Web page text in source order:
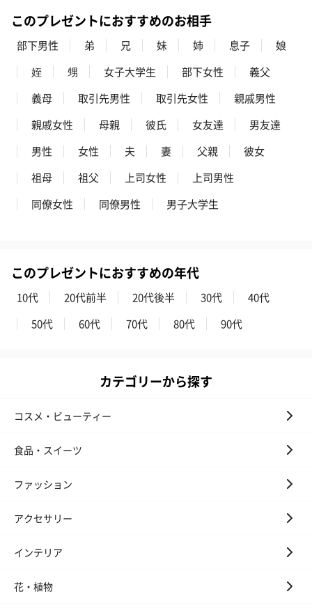
お酒
お酒を同梱してお届けいたします。
※20歳未満の方への酒類の販売はいたしません。
おつまみ・その他
いぶりがっことチーズ
しょっつるナ
このプレゼントにおすすめのお相手
部下男性 弟 兄 妹 姉 息子
娘
姪
甥 女子大学生 部下女性
義父
義母
取引先男性 取引先女性
親戚男性
親戚女性
母親 彼氏 女友達
男友達
男性
女性 夫 妻 父親
彼女
祖母
祖父 上司女性
上司男性
同僚女性
同僚男性 男子大学生
このプレゼントにおすすめの年代
10代 20代前半 20代後半 30代
40代
50代
60代 70代 80代 90代
カテゴリーから探す
コスメ・ビューティー
食品・スイーツ
ファッション
アクセサリー
インテリア
花・植物